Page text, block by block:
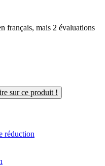
français, mais 2 évaluations
sur ce produit !
réduction